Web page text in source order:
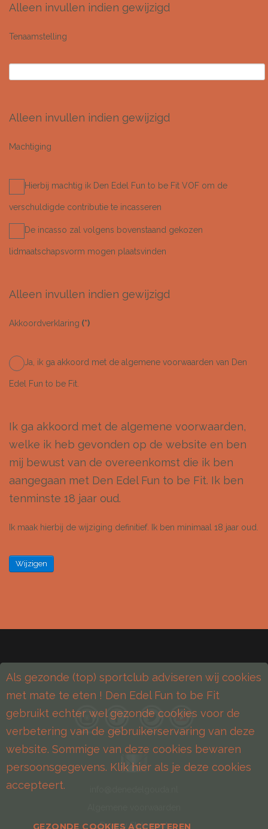
Alleen invullen indien gewijzigd
Tenaamstelling
Alleen invullen indien gewijzigd
Machtiging
Hierbij machtig ik Den Edel Fun to be Fit VOF om de
verschuldigde contributie te incasseren
De incasso zal volgens bovenstaand gekozen
lidmaatschapsvorm mogen plaatsvinden
Alleen invullen indien gewijzigd
Akkoordverklaring (*)
Ja, ik ga akkoord met de algemene voorwaarden van Den
Edel Fun to be Fit.
Ik ga akkoord met de algemene voorwaarden,
welke ik heb gevonden op de website en ben
mij bewust van de overeenkomst die ik ben
aangegaan met Den Edel Fun to be Fit. Ik ben
tenminste 18 jaar oud.
Ik maak hierbij de wijziging definitief. Ik ben minimaal 18 jaar oud.
Wijzigen
Privacy Statement
Als gezonde (top) sportclub adviseren wij cookies
met mate te eten ! Den Edel Fun to be Fit
gebruikt echter wel gezonde cookies voor de
verbetering van de gebruikerservaring van deze
website. Sommige van deze cookies bewaren
persoonsgegevens. Klik hier als je deze cookies
accepteert.
GEZONDE COOKIES ACCEPTEREN